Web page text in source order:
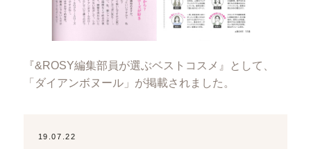
『&ROSY編集部員が選ぶベストコスメ』として、
「ダイアンボヌール」が掲載されました。
19.07.22